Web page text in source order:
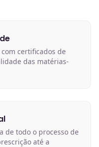
certificados de
das matérias-
de todo o processo de
até a